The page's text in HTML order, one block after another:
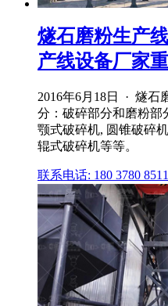
燧石磨粉生产
产线设备厂家
2016年6月18日 · 燧石
分：破碎部分和磨粉部
颚式破碎机, 圆锥破碎
辊式破碎机等等。
联系电话: 180 3780 8511